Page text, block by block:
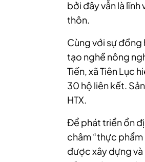
bởi đây vẫn là
thôn.
Cùng với sự
tạo nghề nông
Tiến, xã Tiên Lục
30 hộ liên kết.
HTX.
Để phát triển ổn
châm “thực
được xây dựng